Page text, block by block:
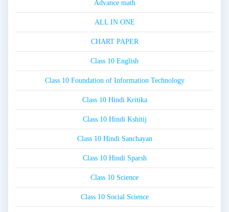
Advance math
ALL IN ONE
CHART PAPER
Class 10 English
Class 10 Foundation of Information Technology
Class 10 Hindi Kritika
Class 10 Hindi Kshitij
Class 10 Hindi Sanchayan
Class 10 Hindi Sparsh
Class 10 Science
Class 10 Social Science